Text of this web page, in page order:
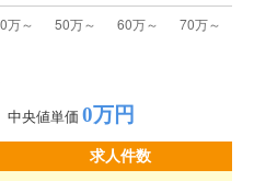
中央値単価 0万円
求人件数